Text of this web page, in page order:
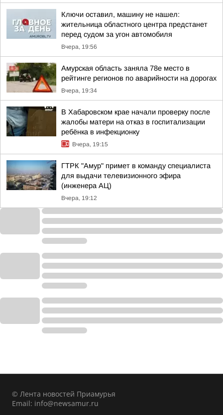
Ключи оставил, машину не нашел:
жительница областного центра предстанет
перед судом за угон автомобиля
Вчера, 19:56
Амурская область заняла 78е место в
рейтинге регионов по аварийности на дорогах
Вчера, 19:34
В Хабаровском крае начали проверку после
жалобы матери на отказ в госпитализации
ребёнка в инфекционку
Вчера, 19:15
ГТРК "Амур" примет в команду специалиста
для выдачи телевизионного эфира
(инженера АЦ)
Вчера, 19:12
© Лента новостей Приамурья
Email: info@newsamur.ru